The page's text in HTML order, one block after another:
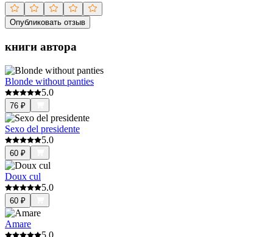
Опубликовать отзыв
книги автора
Blonde without panties
5.0
76 ₽
Sexo del presidente
5.0
60 ₽
Doux cul
5.0
60 ₽
Amare
5.0